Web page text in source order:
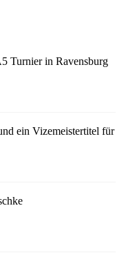
Turnier in Ravensburg
ein Vizemeistertitel für